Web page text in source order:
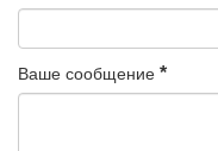
Ваше сообщение